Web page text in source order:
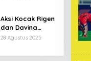
Aksi Kocak Rigen
dan Davina
Karamoy di Film
28 Agustus 2025